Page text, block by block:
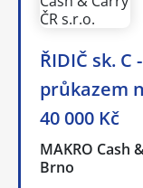
ŘIDIČ sk.
průkazem
40 000 Kč
MAKRO Cash
Brno